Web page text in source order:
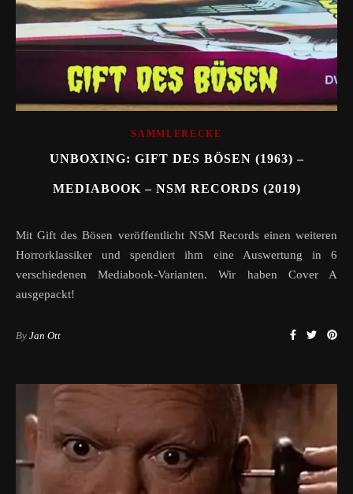
SAMMLERECKE
UNBOXING: GIFT DES BÖSEN (1963) –
MEDIABOOK – NSM RECORDS (2019)
Mit Gift des Bösen veröffentlicht NSM Records einen weiteren
Horrorklassiker und spendiert ihm eine Auswertung in 6
verschiedenen Mediabook-Varianten. Wir haben Cover A
ausgepackt!
By Jan Ott